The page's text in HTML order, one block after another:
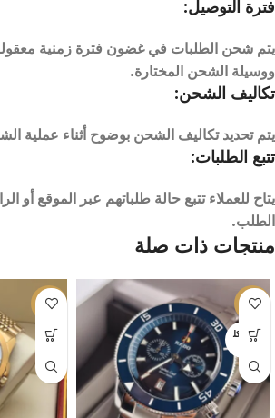
فترة التوصيل:
يتم شحن الطلبات في غضون فترة زمنية
ووسيلة الشحن المختارة.
تكاليف الشحن:
يتم تحديد تكاليف الشحن بوضوح أثناء عملية
تتبع الطلبات:
يتاح للعملاء تتبع حالة طلباتهم عبر الموقع أو
الطلب.
منتجات ذات صلة
-10%
بيعت كل
-17%